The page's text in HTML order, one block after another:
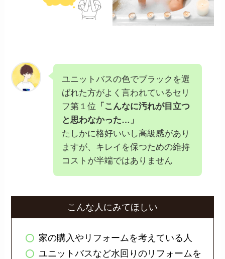
ユニットバスの色でブラックを選
ばれた方がよく言われているセリ
フ第１位 「こんなに汚れが目立つ
と思わなかった…」
たしかに格好いいし高級感があり
ますが、キレイを保つための維持
コストが半端ではありません
こんな人にみてほしい
家の購入やリフォームを考えている人
ユニットバスなど水回りのリフォームを